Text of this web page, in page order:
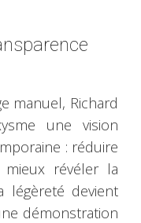
manuel, Richard
une vision
: réduire
révéler la
légèreté devient
démonstration